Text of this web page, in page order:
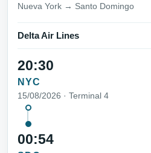
Nueva York → Santo Domingo
Delta Air Lines
20:30
NYC
15/08/2026 · Terminal 4
00:54